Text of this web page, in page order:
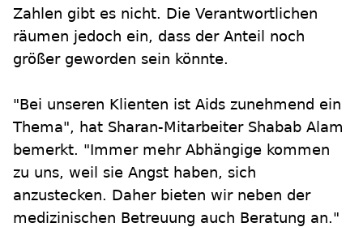
Zahlen gibt es nicht. Die Verantwortlichen
räumen jedoch ein, dass der Anteil noch
größer geworden sein könnte.
"Bei unseren Klienten ist Aids zunehmend ein
Thema", hat Sharan-Mitarbeiter Shabab Alam
bemerkt. "Immer mehr Abhängige kommen
zu uns, weil sie Angst haben, sich
anzustecken. Daher bieten wir neben der
medizinischen Betreuung auch Beratung an."